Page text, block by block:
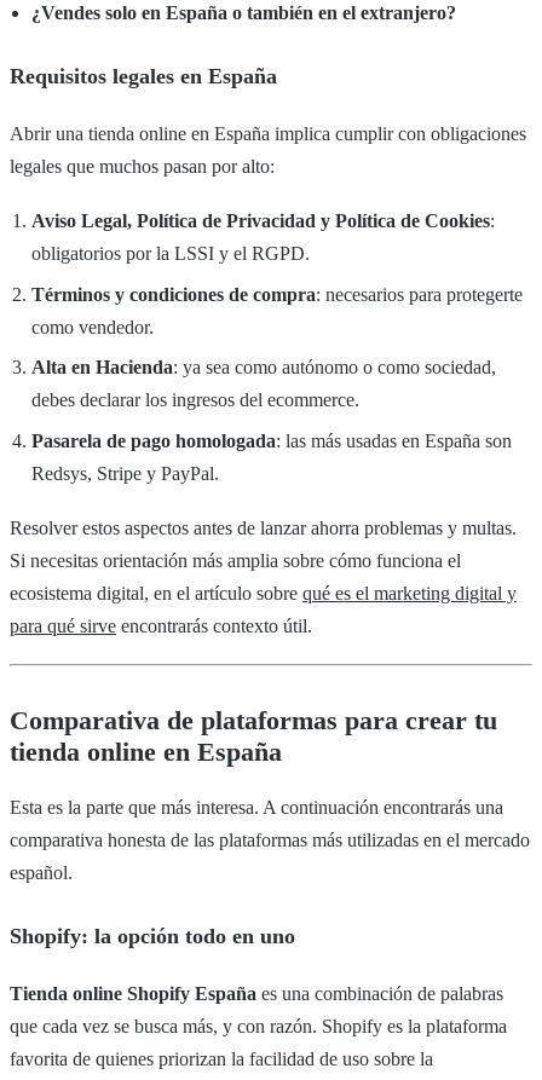
¿Vendes solo en España o también en el extranjero?
Requisitos legales en España
Abrir una tienda online en España implica cumplir con obligaciones
legales que muchos pasan por alto:
Aviso Legal, Política de Privacidad y Política de Cookies:
obligatorios por la LSSI y el RGPD.
Términos y condiciones de compra: necesarios para protegerte
como vendedor.
Alta en Hacienda: ya sea como autónomo o como sociedad,
debes declarar los ingresos del ecommerce.
Pasarela de pago homologada: las más usadas en España son
Redsys, Stripe y PayPal.
Resolver estos aspectos antes de lanzar ahorra problemas y multas.
Si necesitas orientación más amplia sobre cómo funciona el
ecosistema digital, en el artículo sobre qué es el marketing digital y
para qué sirve encontrarás contexto útil.
Comparativa de plataformas para crear tu
tienda online en España
Esta es la parte que más interesa. A continuación encontrarás una
comparativa honesta de las plataformas más utilizadas en el mercado
español.
Shopify: la opción todo en uno
Tienda online Shopify España es una combinación de palabras
que cada vez se busca más, y con razón. Shopify es la plataforma
favorita de quienes priorizan la facilidad de uso sobre la